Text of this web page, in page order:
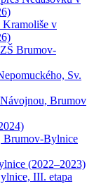
v
Brumov-
Sv.
Brumov
Brumov-Bylnice
(2022–2023)
III. etapa